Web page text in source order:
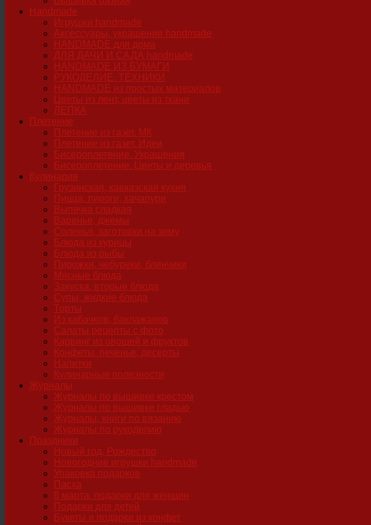
Handmade
Игрушки handmade
Аксессуары, украшения handmade
HANDMADE для дома
ДЛЯ ДАЧИ И САДА handmade
HANDMADE ИЗ БУМАГИ
РУКОДЕЛИЕ. ТЕХНИКИ
HANDMADE из простых материалов
Цветы из лент, цветы из ткани
ЛЕПКА
Плетение
Плетение из газет. МК
Плетение из газет. Идеи
Бисероплетение. Украшения
Бисероплетение. Цветы и деревья
Кулинария
Грузинская, кавказская кухня
Пицца, пироги, хачапури
Выпечка сладкая
Варенье, джемы
Соленья, заготовки на зиму
Блюда из курицы
Блюда из рыбы
Пирожки, чебуреки, блинчики
Мясные блюда
Закуска, вторые блюда
Супы, жидкие блюда
Торты
Из кабачков, баклажанов
Салаты рецепты с фото
Карвинг из овощей и фруктов
Конфеты, печенье, десерты
Напитки
Кулинарные полезности
Журналы
Журналы по вышивке крестом
Журналы по вышивке гладью
Журналы, книги по вязанию
Журналы по рукоделию
Праздники
Новый год, Рождество
Новогодние игрушки handmade
Упаковка подарков
Пасха
8 марта, подарки для женщин
Подарки для детей
Букеты и подарки из конфет